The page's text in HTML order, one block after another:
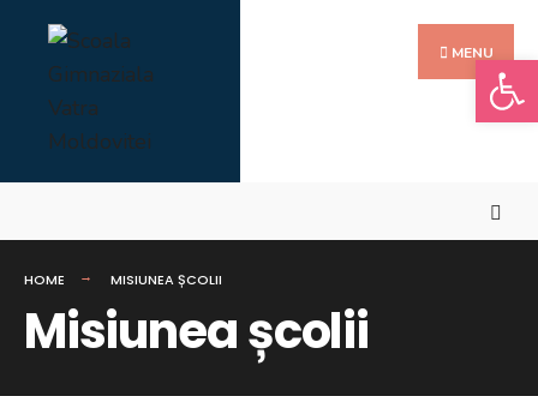
Skip
content
MENU
HOME MISIUNEA ȘCOLII
Misiunea școlii
for:
Search